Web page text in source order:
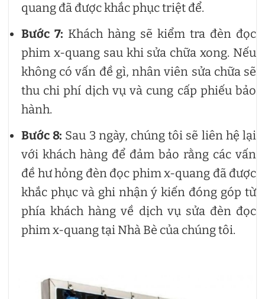
quang đã được khắc phục triệt để.
Bước 7: Khách hàng sẽ kiểm tra đèn đọc
phim x-quang sau khi sửa chữa xong. Nếu
không có vấn đề gì, nhân viên sửa chữa sẽ
thu chi phí dịch vụ và cung cấp phiếu bảo
hành.
Bước 8: Sau 3 ngày, chúng tôi sẽ liên hệ lại
với khách hàng để đảm bảo rằng các vấn
đề hư hỏng đèn đọc phim x-quang đã được
khắc phục và ghi nhận ý kiến đóng góp từ
phía khách hàng về dịch vụ sửa đèn đọc
phim x-quang tại Nhà Bè của chúng tôi.